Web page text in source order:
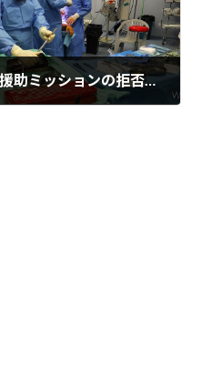
【UN Newsから】援助ミッションの拒否は、ガザの病院に対する最新の脅威である： 国連人道問題調整事務所